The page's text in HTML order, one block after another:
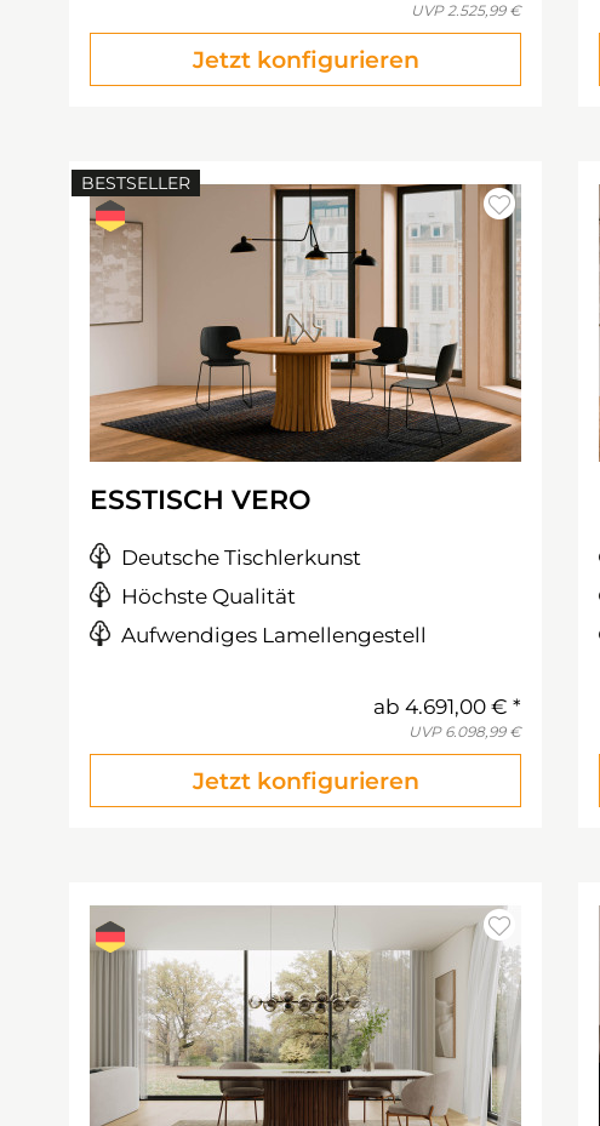
UVP2.525,99 €
Jetzt konfigurieren
BESTSELLER
ESSTISCH VERO
Deutsche Tischlerkunst
Höchste Qualität
Aufwendiges Lamellengestell
ab 4.691,00 €
UVP 6.098,99 €
Jetzt konfigurieren